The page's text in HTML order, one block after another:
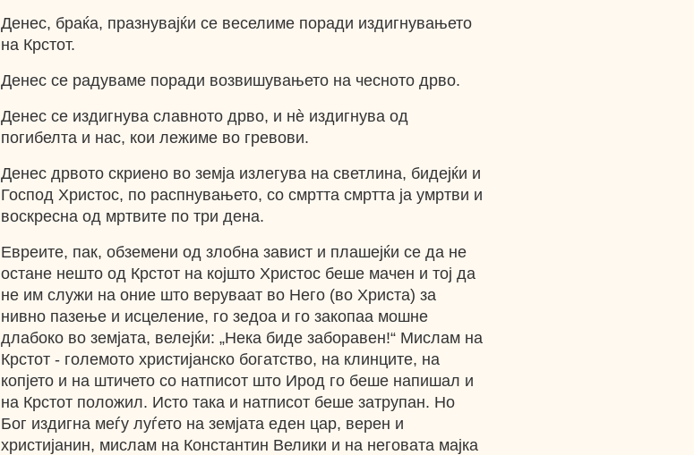
Денес, браќа, празнувајќи се веселиме поради издигнувањето
на Крстот.
Денес се радуваме поради возвишувањето на чесното дрво.
Денес се издигнува славното дрво, и нѐ издигнува од
погибелта и нас, кои лежиме во гревови.
Денес дрвото скриено во земја излегува на светлина, бидејќи и
Господ Христос, по распнувањето, со смртта смртта ја умртви и
воскресна од мртвите по три дена.
Евреите, пак, обземени од злобна завист и плашејќи се да не
остане нешто од Крстот на којшто Христос беше мачен и тој да
не им служи на оние што веруваат во Него (во Христа) за
нивно пазење и исцеление, го зедоа и го закопаа мошне
длабоко во земјата, велејќи: „Нека биде заборавен!“ Мислам на
Крстот - големото христијанско богатство, на клинците, на
копјето и на штичето со натписот што Ирод го беше напишал и
на Крстот положил. Исто така и натписот беше затрупан. Но
Бог издигна меѓу луѓето на земјата еден цар, верен и
христијанин, мислам на Константин Велики и на неговата мајка